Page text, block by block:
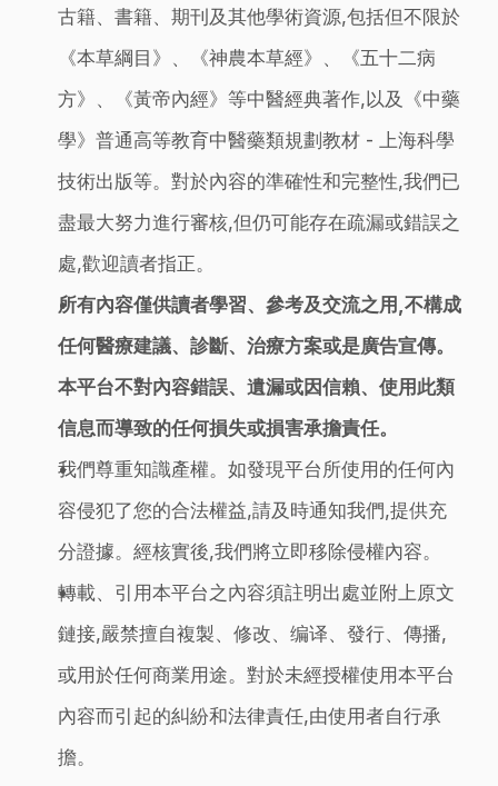
古籍、書籍、期刊及其他學術資源,包括但不限於
《本草綱目》、《神農本草經》、《五十二病
方》、《黃帝內經》等中醫經典著作,以及《中藥
學》普通高等教育中醫藥類規劃教材 - 上海科學
技術出版等。對於內容的準確性和完整性,我們已
盡最大努力進行審核,但仍可能存在疏漏或錯誤之
處,歡迎讀者指正。
所有內容僅供讀者學習、參考及交流之用,不構成
任何醫療建議、診斷、治療方案或是廣告宣傳。
本平台不對內容錯誤、遺漏或因信賴、使用此類
信息而導致的任何損失或損害承擔責任。
我們尊重知識產權。如發現平台所使用的任何內
容侵犯了您的合法權益,請及時通知我們,提供充
分證據。經核實後,我們將立即移除侵權內容。
轉載、引用本平台之內容須註明出處並附上原文
鏈接,嚴禁擅自複製、修改、编译、發行、傳播,
或用於任何商業用途。對於未經授權使用本平台
內容而引起的糾紛和法律責任,由使用者自行承
擔。